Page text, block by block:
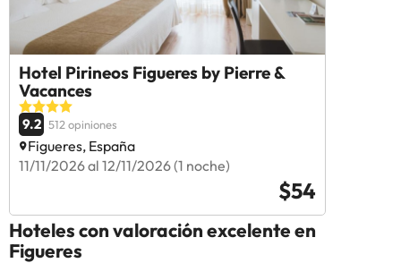
Hotel Pirineos Figueres by Pierre &
Vacances
9.2 512 opiniones
Figueres, España
11/11/2026 al 12/11/2026 (1 noche)
$54
Hoteles con valoración excelente en
Figueres